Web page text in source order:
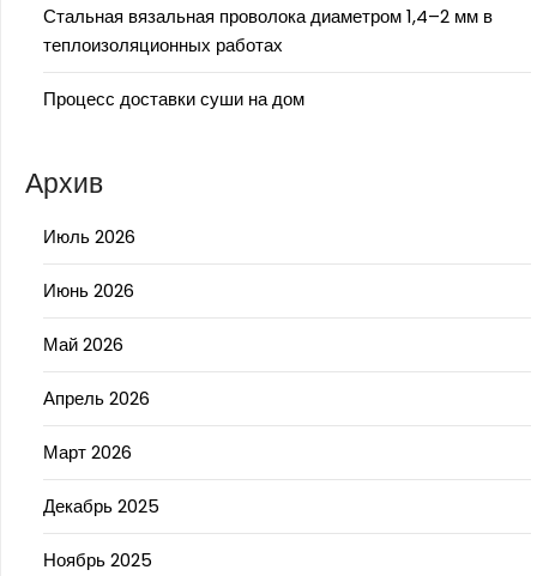
Стальная вязальная проволока диаметром 1,4–2 мм в
теплоизоляционных работах
Процесс доставки суши на дом
Архив
Июль 2026
Июнь 2026
Май 2026
Апрель 2026
Март 2026
Декабрь 2025
Ноябрь 2025